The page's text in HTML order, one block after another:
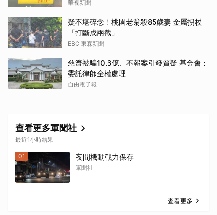
華視新聞
疑不堪碎念！桃園老翁殺85歲妻 金屬拐杖
「打斷成兩截」
EBC 東森新聞
慈濟被騙10.6億、不報案引發質疑 基金會：
委託律師全權處理
自由電子報
查看更多軍聞社
最近1小時結果
01 夜間機動戰力保存
軍聞社
查看更多